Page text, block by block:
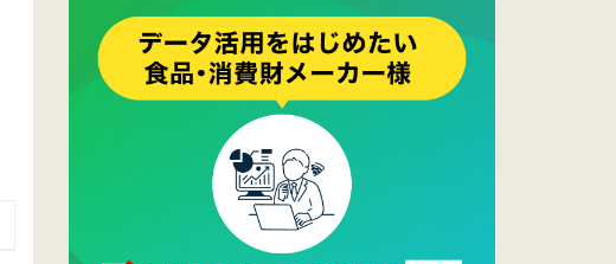
ります。
2017/05/17
ウレコンでブログ掲載が始まりまし
た。ぜひご覧ください。
ウレコンのサイト機能を大幅バージ
ョンアップ。詳細はこちら。⇒
ページへ
ウレコンが機能拡充し、サイトリニ
ューアルしました。⇒
Facebook